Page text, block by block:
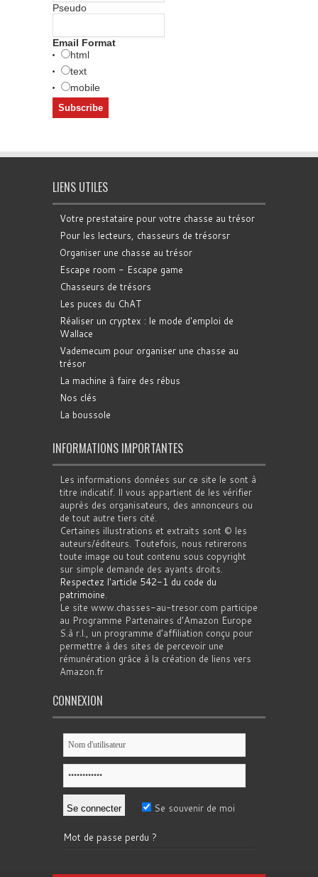
Pseudo
Email Format
html
text
mobile
LIENS UTILES
Votre prestataire pour votre chasse au trésor
Pour les lecteurs, chasseurs de trésorsr
Organiser une chasse au trésor
Escape room - Escape game
Chasseurs de trésors
Les puces du ChAT
Réaliser un cryptex : le mode d'emploi de
Wallace
Vademecum pour organiser une chasse au
trésor
La machine à faire des rébus
Nos clés
La boussole
INFORMATIONS IMPORTANTES
Les informations données sur ce site le sont à
titre indicatif. Il vous appartient de les vérifier
auprès des organisateurs, des annonceurs ou
de tout autre tiers cité.
Certaines illustrations et extraits sont © les
auteurs/éditeurs. Toutefois, nous retirerons
toute image ou tout contenu sous copyright
sur simple demande des ayants droits.
Respectez l'article 542-1 du code du
patrimoine.
Le site www.chasses-au-tresor.com participe
au Programme Partenaires d’Amazon Europe
S.à r.l., un programme d’affiliation conçu pour
permettre à des sites de percevoir une
rémunération grâce à la création de liens vers
Amazon.fr
CONNEXION
Se souvenir de moi
Mot de passe perdu ?